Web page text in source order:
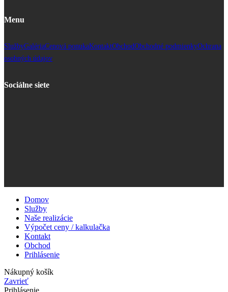
Menu
SlužbyGalériaCenová ponukaKontaktObchodObchodné podmienkyOchrana
osobných údajov
Sociálne siete
Domov
Služby
Naše realizácie
Výpočet ceny / kalkulačka
Kontakt
Obchod
Prihlásenie
Nákupný košík
Zavrieť
Prihlásenie